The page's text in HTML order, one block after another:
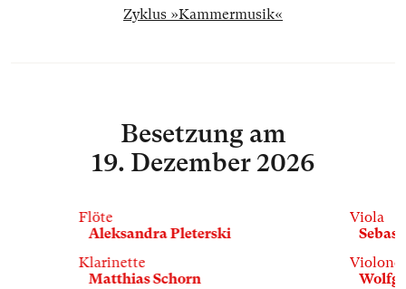
Zyklus »Kammermusik«
Besetzung am
19. Dezember 2026
Flöte
Aleksandra Pleterski
Klarinette
Matthias Schorn
Viola